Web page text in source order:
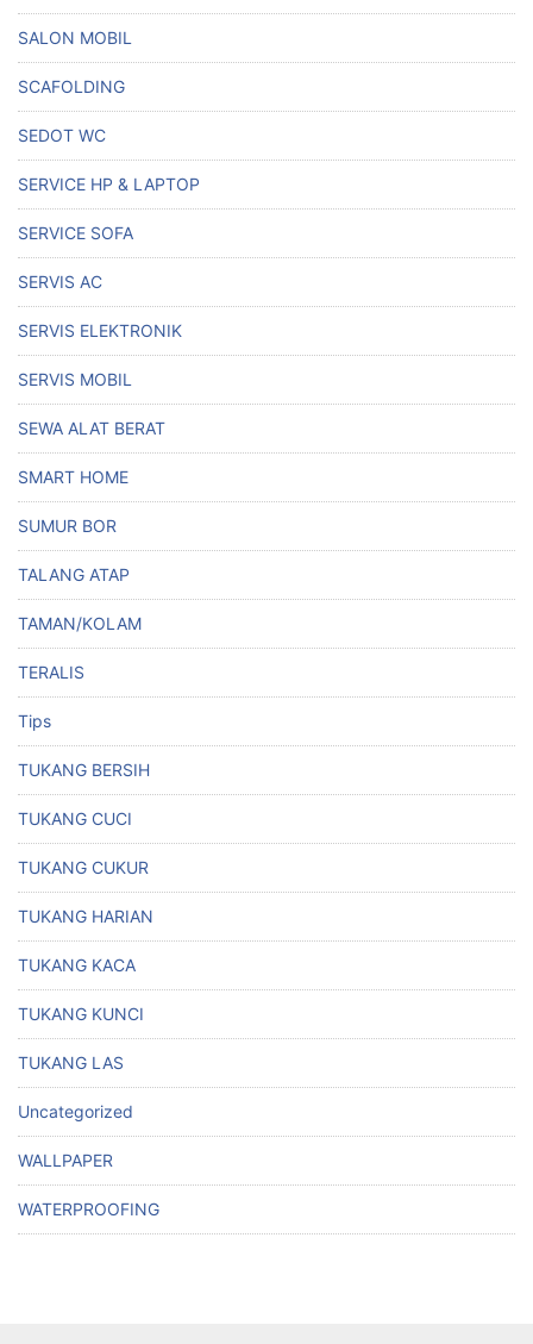
SALON MOBIL
SCAFOLDING
SEDOT WC
SERVICE HP & LAPTOP
SERVICE SOFA
SERVIS AC
SERVIS ELEKTRONIK
SERVIS MOBIL
SEWA ALAT BERAT
SMART HOME
SUMUR BOR
TALANG ATAP
TAMAN/KOLAM
TERALIS
Tips
TUKANG BERSIH
TUKANG CUCI
TUKANG CUKUR
TUKANG HARIAN
TUKANG KACA
TUKANG KUNCI
TUKANG LAS
Uncategorized
WALLPAPER
WATERPROOFING